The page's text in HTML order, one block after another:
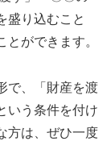
盛り込むこと
ができます。
で、「財産を渡
いう条件を付け
方は、ぜひ一度